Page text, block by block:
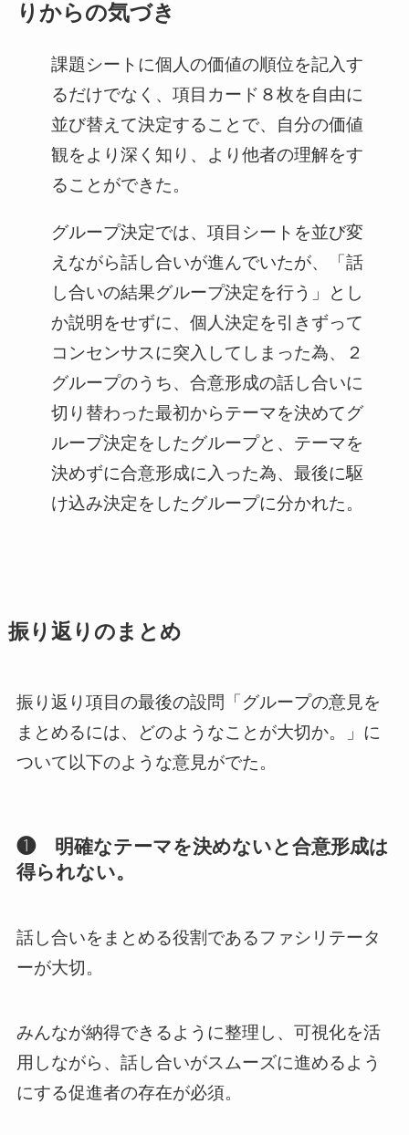
りからの気づき
課題シートに個人の価値の順位を記入す
るだけでなく、項目カード８枚を自由に
並び替えて決定することで、自分の価値
観をより深く知り、より他者の理解をす
ることができた。
グループ決定では、項目シートを並び変
えながら話し合いが進んでいたが、「話
し合いの結果グループ決定を行う」とし
か説明をせずに、個人決定を引きずって
コンセンサスに突入してしまった為、２
グループのうち、合意形成の話し合いに
切り替わった最初からテーマを決めてグ
ループ決定をしたグループと、テーマを
決めずに合意形成に入った為、最後に駆
け込み決定をしたグループに分かれた。
振り返りのまとめ
振り返り項目の最後の設問「グループの意見を
まとめるには、どのようなことが大切か。」に
ついて以下のような意見がでた。
❶ 明確なテーマを決めないと合意形成は
得られない。
話し合いをまとめる役割であるファシリテータ
ーが大切。
みんなが納得できるように整理し、可視化を活
用しながら、話し合いがスムーズに進めるよう
にする促進者の存在が必須。